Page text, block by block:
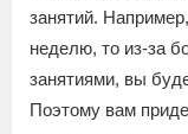
занятий.
неделю, то из-за
занятиями, вы
Поэтому вам